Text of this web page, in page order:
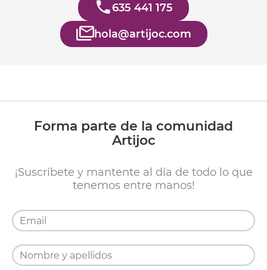
635 441 175
hola@artijoc.com
Forma parte de la comunidad
Artijoc
¡Suscríbete y mantente al día de todo lo que
tenemos entre manos!